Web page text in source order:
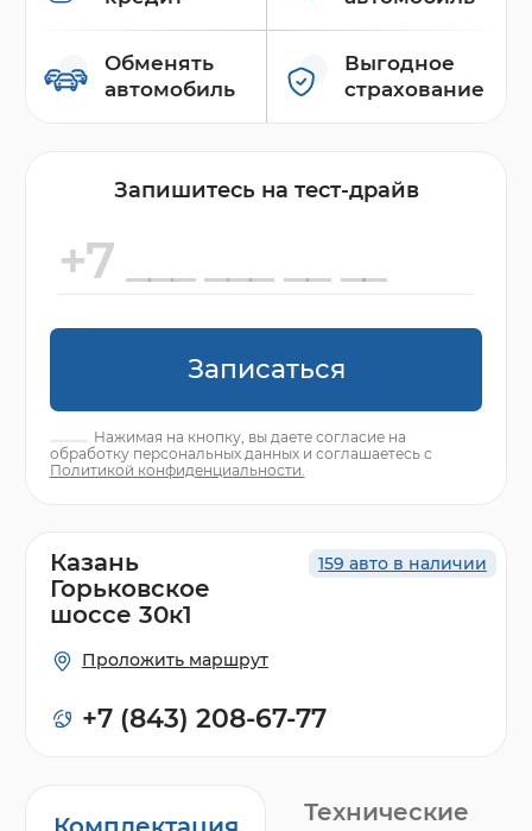
Обменять
автомобиль
Выгодное
страхование
Запишитесь на тест-драйв
Записаться
Нажимая на кнопку, вы даете согласие на
обработку персональных данных и соглашаетесь с
Политикой конфиденциальности.
Технические
159 авто в наличии
Казань
Горьковское
шоссе 30к1
Проложить маршрут
+7 (843) 208-67-77